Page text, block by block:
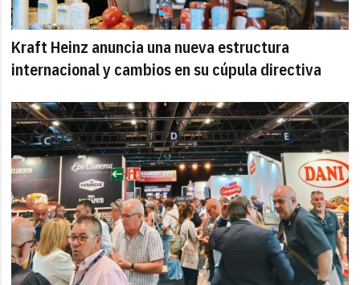
Kraft Heinz anuncia una nueva estructura
internacional y cambios en su cúpula directiva